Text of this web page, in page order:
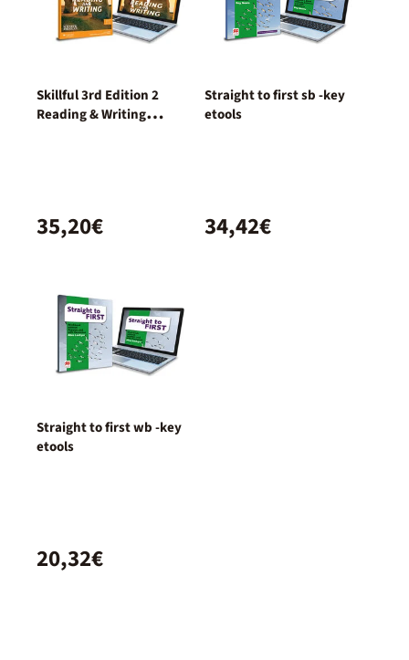
Skillful 3rd Edition 2
Reading & Writing
35,20€
Straight to first sb -key
etools
34,42€
Straight to first wb -key
etools
20,32€